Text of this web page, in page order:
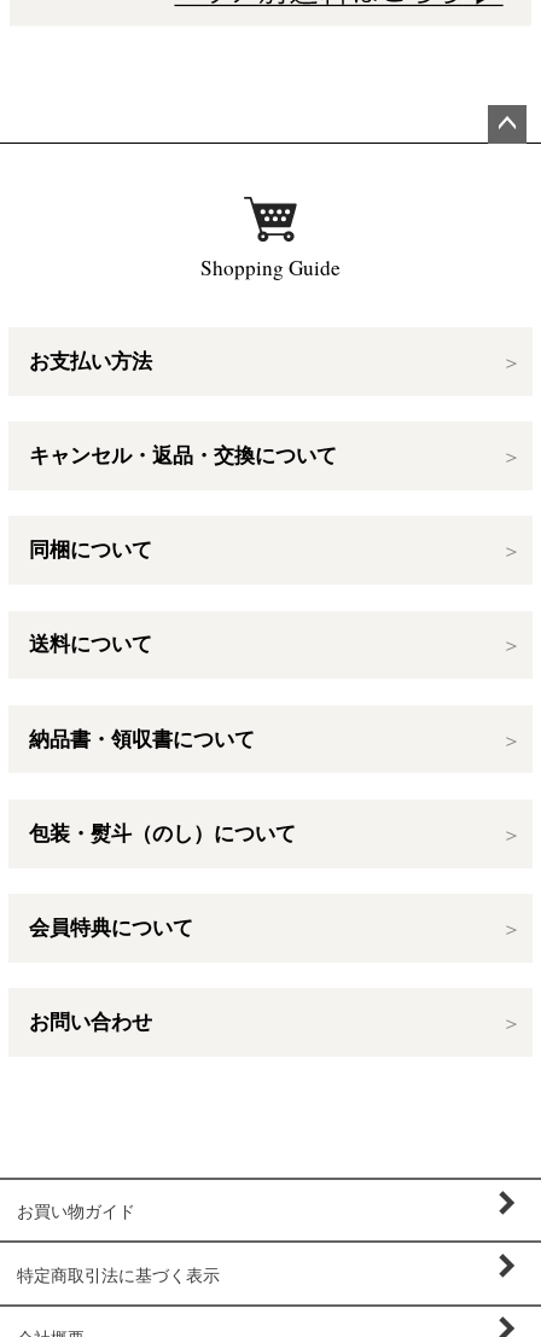
Shopping Guide
お支払い方法
キャンセル・返品・交換について
同梱について
送料について
納品書・領収書について
包装・熨斗（のし）について
会員特典について
お問い合わせ
お買い物ガイド
特定商取引法に基づく表示